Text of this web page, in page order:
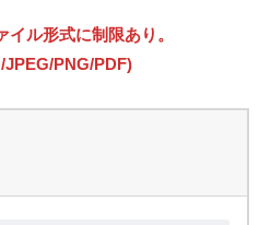
ル形式に制限あり。
JPEG/PNG/PDF)